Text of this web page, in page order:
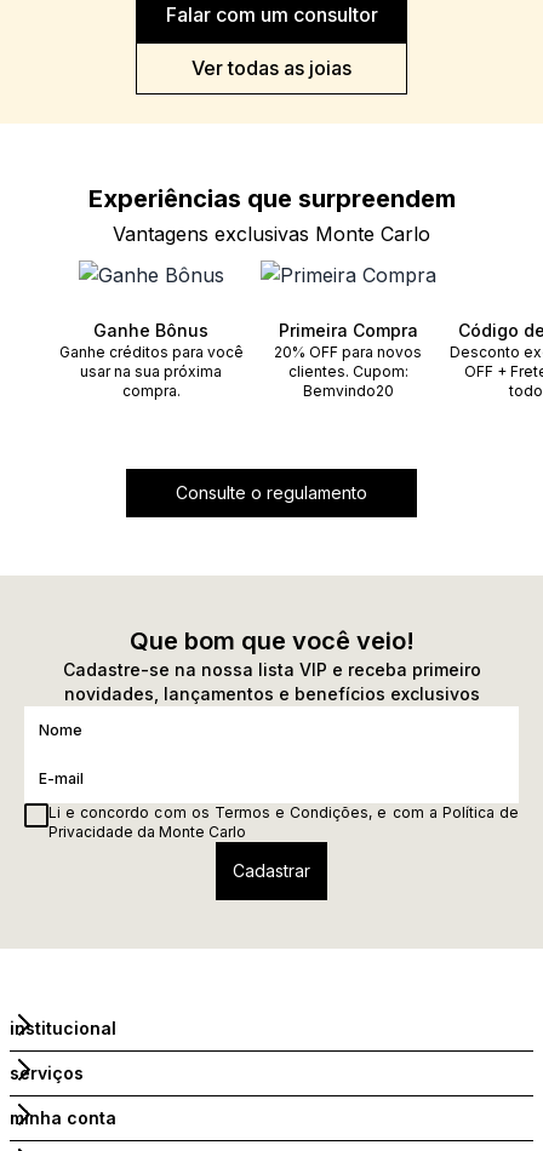
Falar com um consultor
Ver todas as joias
Experiências que surpreendem
Vantagens exclusivas Monte Carlo
Ganhe Bônus
Ganhe créditos para você
usar na sua próxima
compra.
Primeira Compra
20% OFF para novos
clientes. Cupom:
Bemvindo20
Código
Desconto
OFF +
Consulte o regulamento
Que bom que você veio!
Cadastre-se na nossa lista VIP e receba primeiro
novidades, lançamentos e benefícios exclusivos
Li e concordo com os Termos e Condições, e com a Política de
Privacidade da Monte Carlo
institucional
serviços
minha conta